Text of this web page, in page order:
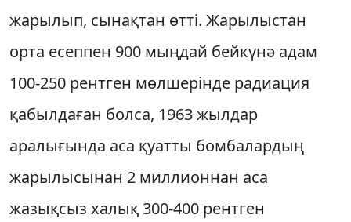
жарылып, сынақтан өтті. Жарылыстан
орта есеппен 900 мыңдай бейкүнә адам
100-250 рентген мөлшерінде радиация
қабылдаған болса, 1963 жылдар
аралығында аса қуатты бомбалардың
жарылысынан 2 миллионнан аса
жазықсыз халық 300-400 рентген